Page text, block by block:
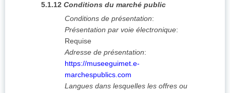
5.1.12 Conditions du marché public
Conditions de présentation:
Présentation par voie électronique:
Requise
Adresse de présentation:
https://museeguimet.e-
marchespublics.com
Langues dans lesquelles les offres ou